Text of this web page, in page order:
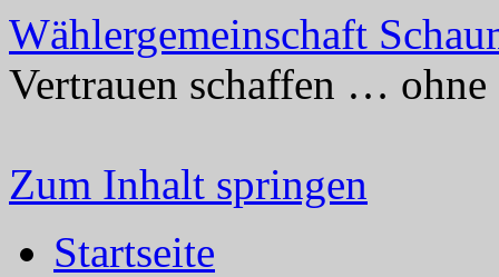
Wählergemeinschaft
Vertrauen schaffen … ohne
Zum Inhalt springen
Startseite